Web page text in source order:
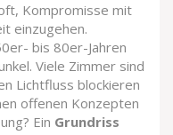
Kompromisse mit
einzugehen.
bis 80er-Jahren
Viele Zimmer sind
Lichtfluss blockieren
offenen Konzepten
Ein Grundriss